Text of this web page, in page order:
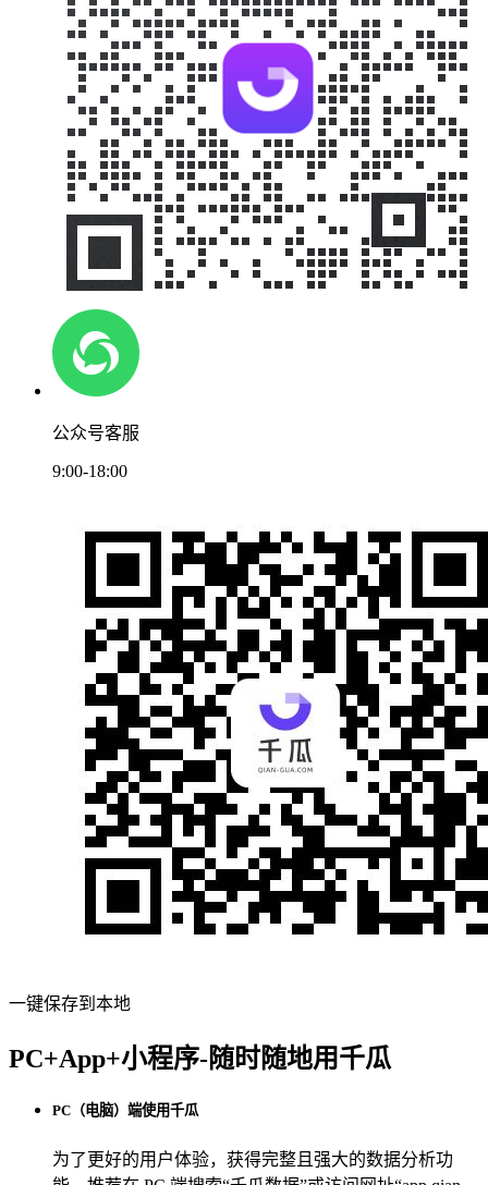
公众号客服
9:00-18:00
一键保存到本地
PC+App+小程序-随时随地用千瓜
PC（电脑）端使用千瓜
为了更好的用户体验，获得完整且强大的数据分析功